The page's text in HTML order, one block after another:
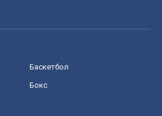
Баскетбол
Бокс